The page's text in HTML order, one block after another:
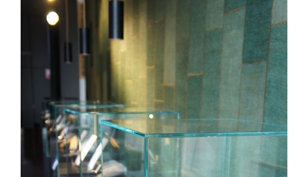
aus 6 mm dickem gehärtetem Glas wählen. Aber auch
Vitrinen aus anderen Glasarten (zum Beispiel
Verbundsicherheitsglas oder in anderen speziellen Farben).
Für Preise und Lieferzeiten bitten wir Sie freundlichst, uns
Möchten Sie die Glas Vitrinen-Haube auf einem Sockel
stellen? Wir produzieren den Sockel in der von Ihnen
gewünschten Farbe und montieren kostenlos die
Fixierungsplatte von MDF auf dem Sockel zum sicheren